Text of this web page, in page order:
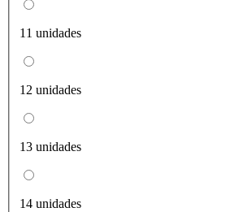
11 unidades
12 unidades
13 unidades
14 unidades